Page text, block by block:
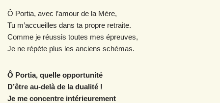
Ô Portia, avec l’amour de la Mère,
Tu m’accueilles dans ta propre retraite.
Comme je réussis toutes mes épreuves,
Je ne répète plus les anciens schémas.
Ô Portia, quelle opportunité
D’être au-delà de la dualité !
Je me concentre intérieurement